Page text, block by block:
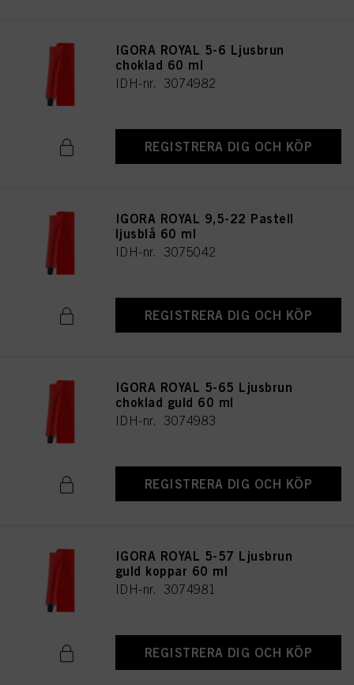
IGORA ROYAL 5-6 Ljusbrun
choklad 60 ml
IDH-nr. 3074982
REGISTRERA DIG OCH KÖP
IGORA ROYAL 9,5-22 Pastell
ljusblå 60 ml
IDH-nr. 3075042
REGISTRERA DIG OCH KÖP
IGORA ROYAL 5-65 Ljusbrun
choklad guld 60 ml
IDH-nr. 3074983
REGISTRERA DIG OCH KÖP
IGORA ROYAL 5-57 Ljusbrun
guld koppar 60 ml
IDH-nr. 3074981
REGISTRERA DIG OCH KÖP